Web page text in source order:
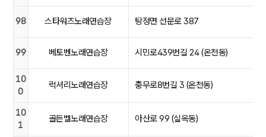
98 스타워즈노래연습장 탕정면 선문로 387
99 베토벤노래연습장 시민로439번길 24 (온천동)
10
0
럭셔리노래연습장 충무로8번길 3 (온천동)
10
1
골든벨노래연습장 아산로 99 (실옥동)